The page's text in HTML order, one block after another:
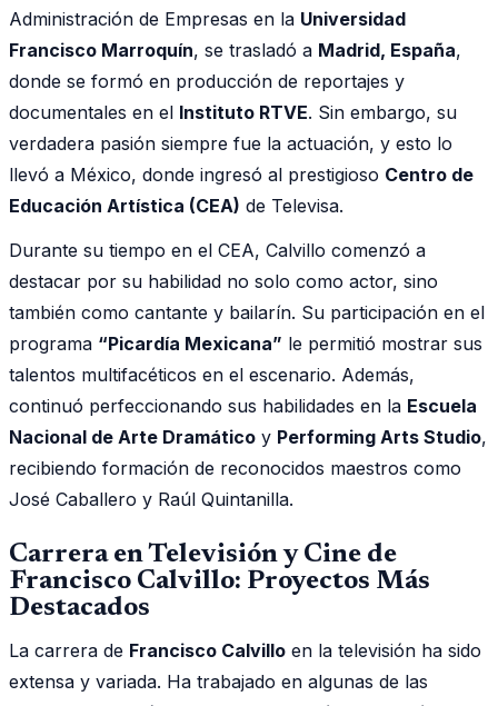
Administración de Empresas en la Universidad
Francisco Marroquín, se trasladó a Madrid, España,
donde se formó en producción de reportajes y
documentales en el Instituto RTVE. Sin embargo, su
verdadera pasión siempre fue la actuación, y esto lo
llevó a México, donde ingresó al prestigioso Centro de
Educación Artística (CEA) de Televisa.
Durante su tiempo en el CEA, Calvillo comenzó a
destacar por su habilidad no solo como actor, sino
también como cantante y bailarín. Su participación en el
programa “Picardía Mexicana” le permitió mostrar sus
talentos multifacéticos en el escenario. Además,
continuó perfeccionando sus habilidades en la Escuela
Nacional de Arte Dramático y Performing Arts Studio,
recibiendo formación de reconocidos maestros como
José Caballero y Raúl Quintanilla.
Carrera en Televisión y Cine de
Francisco Calvillo: Proyectos Más
Destacados
La carrera de Francisco Calvillo en la televisión ha sido
extensa y variada. Ha trabajado en algunas de las